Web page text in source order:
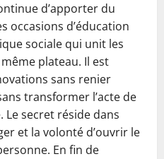
d’apporter du
occasions d’éducation
sociale qui unit les
plateau. Il est
sans renier
transformer l’acte de
secret réside dans
et la volonté d’ouvrir le
En fin de